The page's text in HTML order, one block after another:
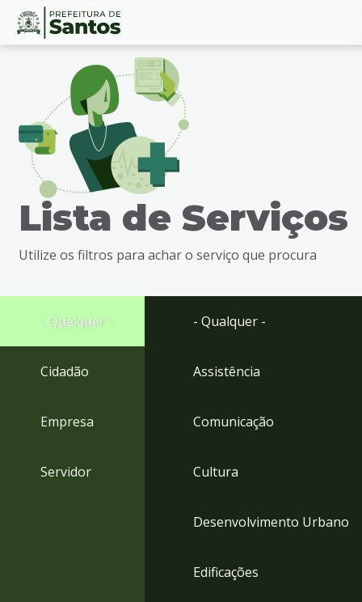
Ir
busca
Ir
rodapé
Conteúdo
Lista de Serviços
Utilize os filtros para achar o serviço que procura
- Qualquer -
Cidadão
Empresa
Servidor
- Qualquer -
Assistência
Comunicação
Cultura
Desenvolvimento Urbano
Edificações